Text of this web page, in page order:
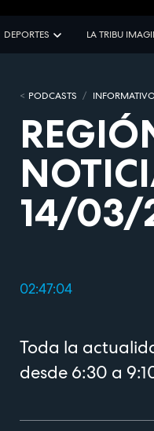
DEPORTES LA TRIBU
PODCASTS
14/03/
02:47:04
Toda la
desde 6:30 a